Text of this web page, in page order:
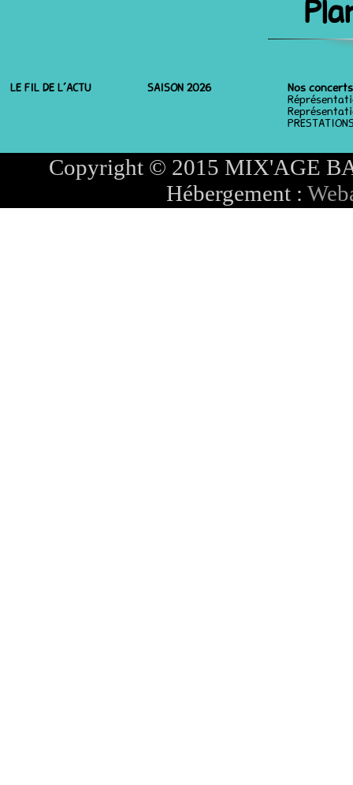
LE FIL DE L’ACTU SAISON 2026
Nos
Copyright © 2015 MIX'AGE
Hébergement :